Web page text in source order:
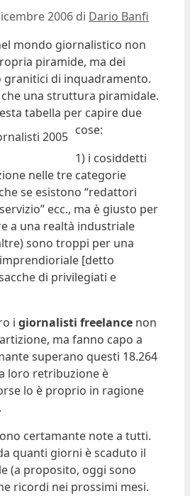
2006 di Dario Banfi
mondo giornalistico non
piramide, ma dei
granitici di inquadramento.
una struttura piramidale.
tabella per capire due
cose:
1) i cosiddetti
nelle tre categorie
se esistono “redattori
ecc., ma è giusto per
a una realtà industriale
sono troppi per una
[detto
di privilegiati e
i giornalisti freelance non
ma fanno capo a
superano questi 18.264
loro retribuzione è
lo è proprio in ragione
certamante note a tutti.
quanti giorni è scaduto il
(a proposito, oggi sono
ricordi nei prossimi mesi.